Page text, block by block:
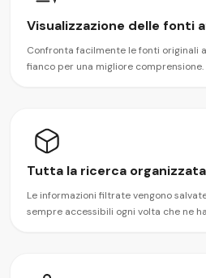
Visualizzazione delle fonti
Confronta facilmente le fonti originali
fianco per una migliore comprensione.
Tutta la ricerca
Le informazioni filtrate vengono
sempre accessibili ogni volta che ne